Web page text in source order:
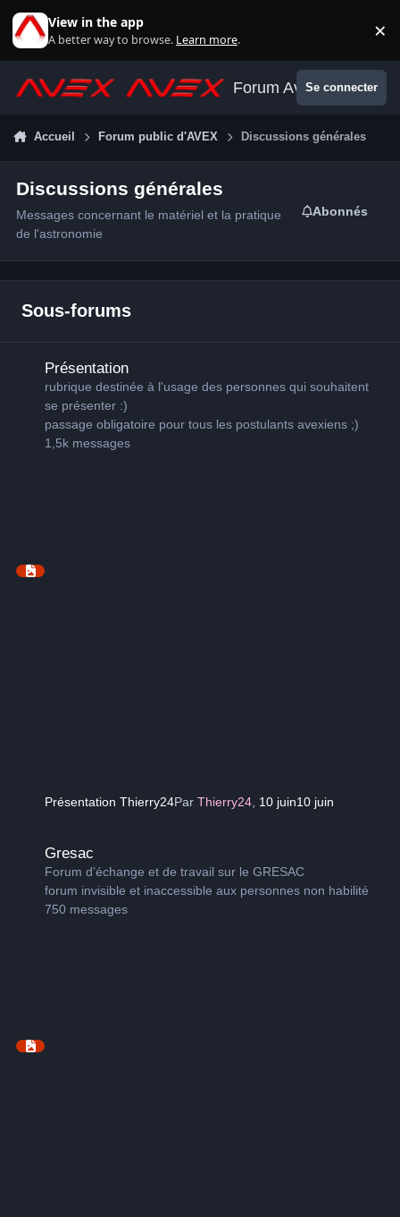
View in the app
A better way to browse. Learn more. ×
Forum AvexSe connecter
Accueil Forum public d'AVEX Discussions générales
Discussions générales
Messages concernant le matériel et la pratique
de l'astronomie
Abonnés
Sous-forums
Présentation
rubrique destinée à l'usage des personnes qui souhaitent
se présenter :)
passage obligatoire pour tous les postulants avexiens ;)
1,5k messages
Présentation Thierry24ParThierry24 10 juin10 juin
Gresac
Forum d’échange et de travail sur le GRESAC
forum invisible et inaccessible aux personnes non habilité
750 messages